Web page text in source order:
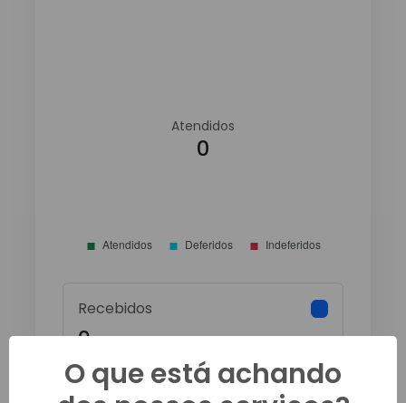
Atendidos
0
Recebidos
0
O que está achando